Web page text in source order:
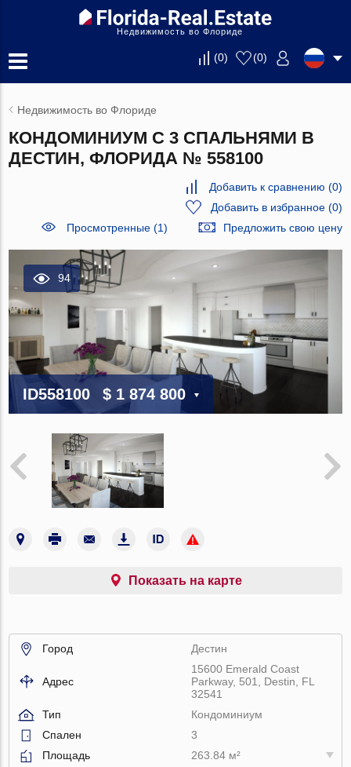
Недвижимость во Флориде
(0) (0)
Недвижимость во Флориде
КОНДОМИНИУМ С 3 СПАЛЬНЯМИ В
ДЕСТИН, ФЛОРИДА № 558100
Добавить к сравнению (0)
Добавить в избранное(0)
Просмотренные (1)
Предложить свою цену
94
ID558100 $ 1 874 800
Показать на карте
Город Дестин
Адрес
15600 Emerald Coast
Parkway, 501, Destin, FL
32541
Тип
Кондоминиум
Спален
3
Площадь
263.84 м²